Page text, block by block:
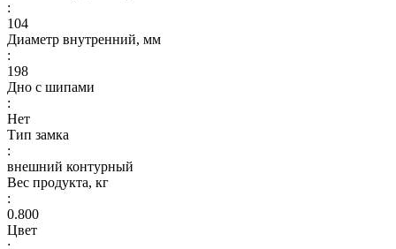
:
104
Диаметр внутренний, мм
:
198
Дно с шипами
:
Нет
Тип замка
:
внешний контурный
Вес продукта, кг
:
0.800
Цвет
: